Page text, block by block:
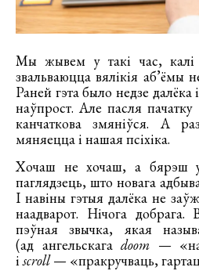
Мы жывем у такі час,
звальваюцца вялікія аб’ёмы
Раней гэта было недзе далёка
наўпрост. Але пасля
канчаткова змяніўся. А
мяняецца і нашая псіхіка.
Хочаш не хочаш, а бярэш
паглядзець, што новага
І навіны гэтыя далёка не
наадварот. Нічога добрага.
пэўная звычка, якая
(ад ангельскагаdoom —
іscroll— «пракручваць,